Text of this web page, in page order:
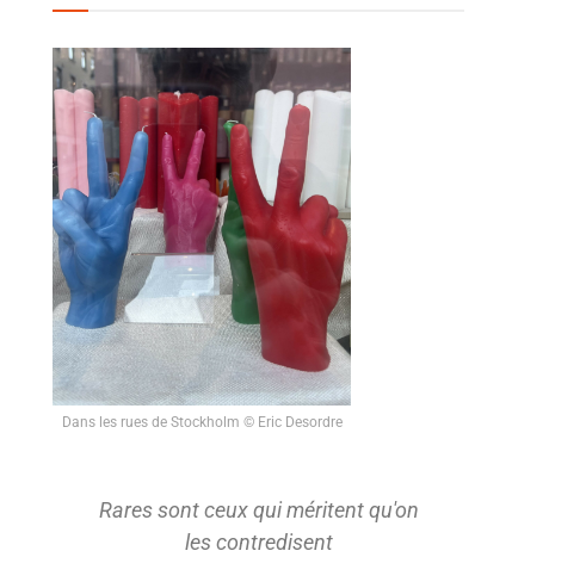
Dans les rues de Stockholm © Eric Desordre
Rares sont ceux qui méritent qu'on
les contredisent